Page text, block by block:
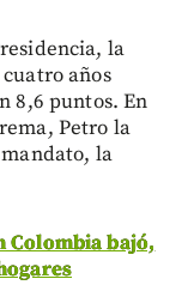
la
años
8,6 puntos. En
Petro la
la
Colombia bajó,